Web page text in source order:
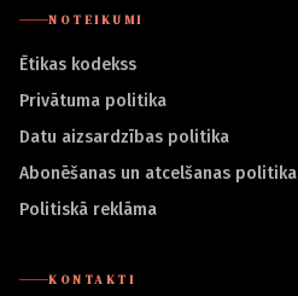
NOTEIKUMI
Ētikas kodekss
Privātuma politika
Datu aizsardzības politika
Abonēšanas un atcelšanas politika
Politiskā reklāma
KONTAKTI